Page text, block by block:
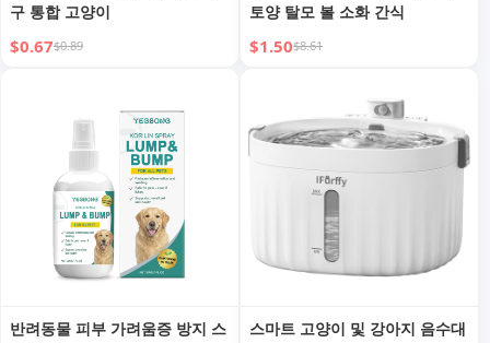
구 통합 고양이
$0.67$0.89
토양 탈모 볼 소화 간식
$1.50$8.61
반려동물 피부 가려움증 방지 스
스마트 고양이 및 강아지 음수대